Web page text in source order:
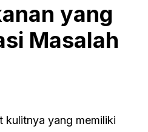
yang
Masalah
kulitnya yang memiliki